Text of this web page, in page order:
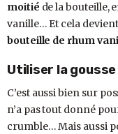
moitié de la bouteille,
vanille… Et cela
bouteille de rhum
Utiliser la
C’est aussi bien sur
n’a pas tout donné
crumble… Mais aussi